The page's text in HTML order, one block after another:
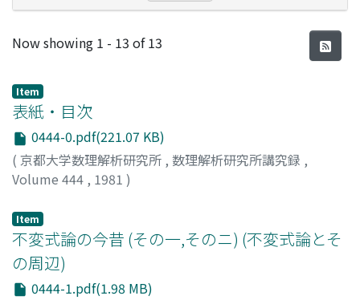
Recent Submissions
Now showing 1 - 13 of 13
Item
表紙・目次
0444-0.pdf(221.07 KB)
( 京都大学数理解析研究所 , 数理解析研究所講究録 ,
Volume 444 , 1981 )
Item
不変式論の今昔 (その一,そのニ) (不変式論とそ
の周辺)
0444-1.pdf(1.98 MB)